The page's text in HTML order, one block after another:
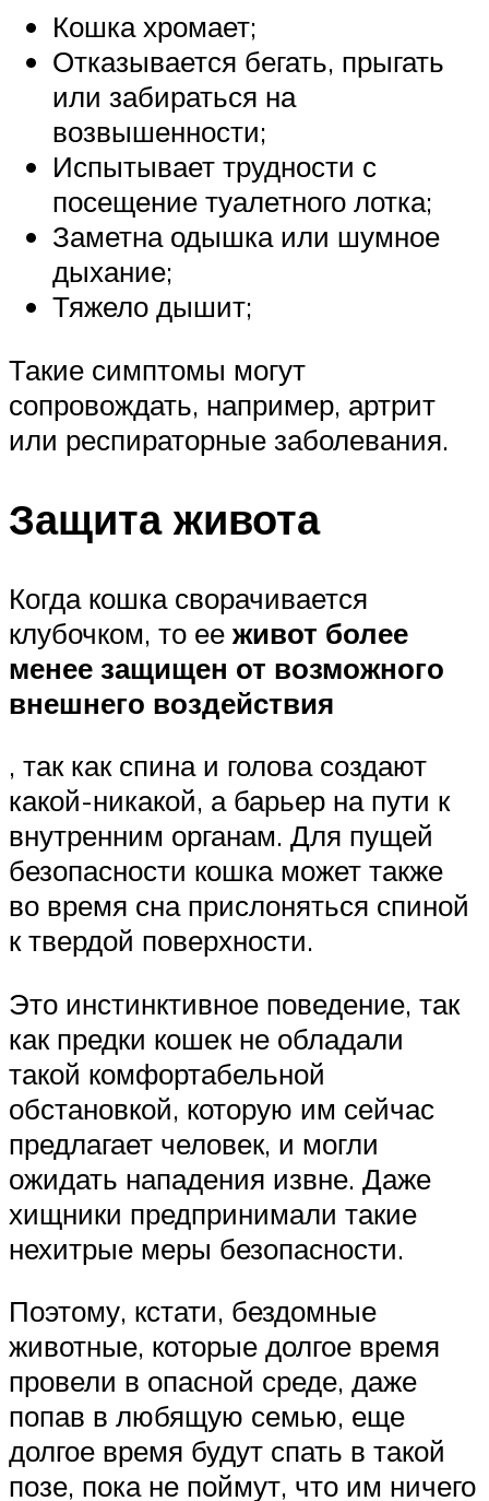
Кошка хромает;
Отказывается бегать, прыгать
или забираться на
возвышенности;
Испытывает трудности с
посещение туалетного лотка;
Заметна одышка или шумное
дыхание;
Тяжело дышит;
Такие симптомы могут
сопровождать, например, артрит
или респираторные заболевания.
Защита живота
Когда кошка сворачивается
клубочком, то ее живот более
менее защищен от возможного
внешнего воздействия
, так как спина и голова создают
какой-никакой, а барьер на пути к
внутренним органам. Для пущей
безопасности кошка может также
во время сна прислоняться спиной
к твердой поверхности.
Это инстинктивное поведение, так
как предки кошек не обладали
такой комфортабельной
обстановкой, которую им сейчас
предлагает человек, и могли
ожидать нападения извне. Даже
хищники предпринимали такие
нехитрые меры безопасности.
Поэтому, кстати, бездомные
животные, которые долгое время
провели в опасной среде, даже
попав в любящую семью, еще
долгое время будут спать в такой
позе, пока не поймут, что им ничего